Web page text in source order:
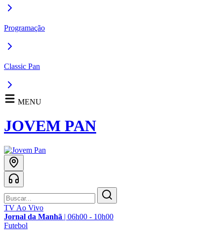
Programação
Classic Pan
MENU
JOVEM PAN
TV Ao Vivo
Jornal da Manhã | 06h00 - 10h00
Futebol